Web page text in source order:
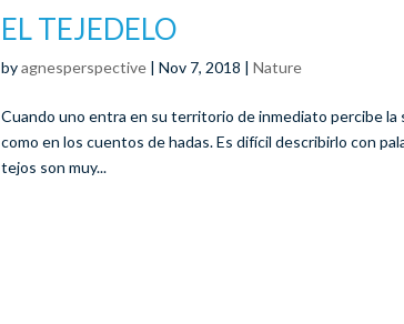
EL TEJEDELO
byagnesperspective| Nov 7, 2018 | Nature
Cuando uno entra en su territorio de inmediato percibe
como en los cuentos de hadas. Es difícil describirlo con
tejos son muy...